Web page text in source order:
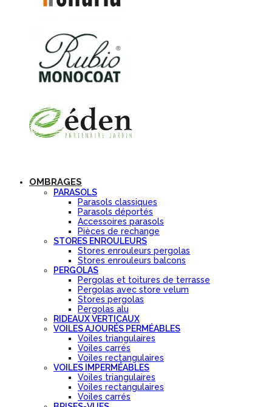
OMBRAGES
PARASOLS
Parasols classiques
Parasols déportés
Accessoires parasols
Pièces de rechange
STORES ENROULEURS
Stores enrouleurs pergolas
Stores enrouleurs balcons
PERGOLAS
Pergolas et toitures de terrasse
Pergolas avec store velum
Stores pergolas
Pergolas alu
RIDEAUX VERTICAUX
VOILES AJOURÉS PERMÉABLES
Voiles triangulaires
Voiles carrés
Voiles rectangulaires
VOILES IMPERMÉABLES
Voiles triangulaires
Voiles rectangulaires
Voiles carrés